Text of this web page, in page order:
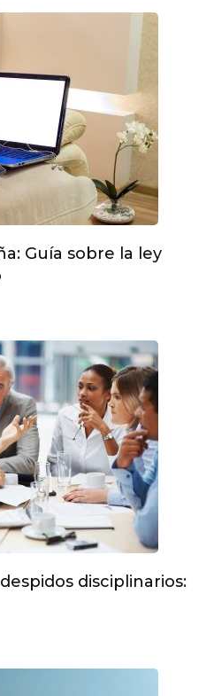
Guía sobre la ley
disciplinarios: